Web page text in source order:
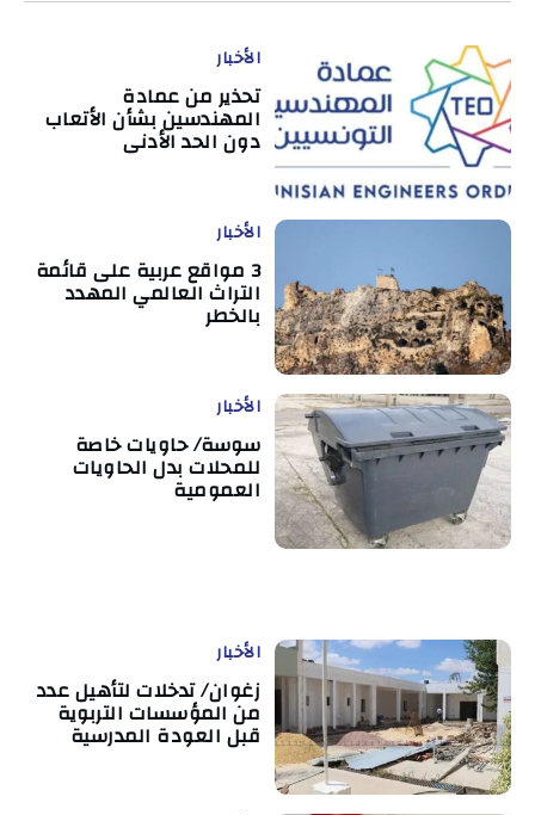
الأخبار
تحذير من عمادة
المهندسين بشأن الأتعاب
دون الحد الأدنى
الأخبار
3 مواقع عربية على قائمة
التراث العالمي المهدد
بالخطر
الأخبار
سوسة/ حاويات خاصة
للمحلات بدل الحاويات
العمومية
الأخبار
زغوان/ تدخلات لتأهيل عدد
من المؤسسات التربوية
قبل العودة المدرسية